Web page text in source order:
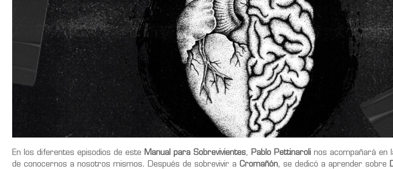
En los diferentes episodios de este Manual para Sobrevivientes, Pablo Pettinaroli nos acompañará en
de conocernos a nosotros mismos. Después de sobrevivir a Cromañón, se dedicó a aprender sobre